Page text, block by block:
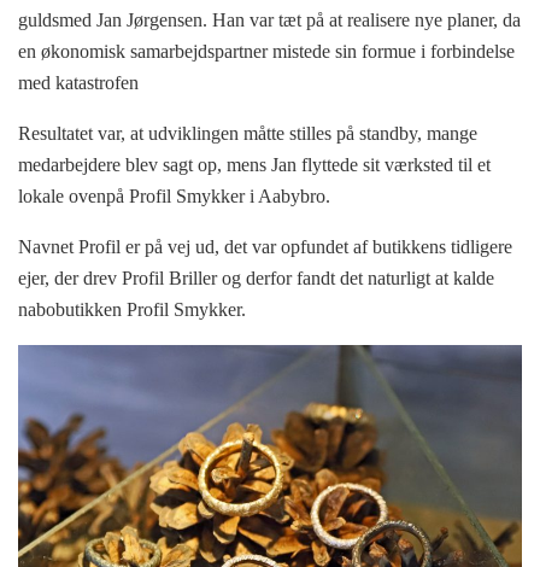
guldsmed Jan Jørgensen. Han var tæt på at realisere nye planer, da
en økonomisk samarbejdspartner mistede sin formue i forbindelse
med katastrofen
Resultatet var, at udviklingen måtte stilles på standby, mange
medarbejdere blev sagt op, mens Jan flyttede sit værksted til et
lokale ovenpå Profil Smykker i Aabybro.
Navnet Profil er på vej ud, det var opfundet af butikkens tidligere
ejer, der drev Profil Briller og derfor fandt det naturligt at kalde
nabobutikken Profil Smykker.